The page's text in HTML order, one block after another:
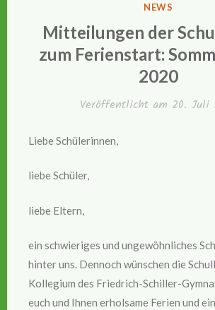
NEWS
Mitteilungen der
zum Ferienstart:
2020
Veröffentlicht am 20. Juli
Liebe Schülerinnen,
liebe Schüler,
liebe Eltern,
ein schwieriges und ungewöhnliches
hinter uns. Dennoch wünschen die
Kollegium des Friedrich-Schiller-
euch und Ihnen erholsame Ferien und